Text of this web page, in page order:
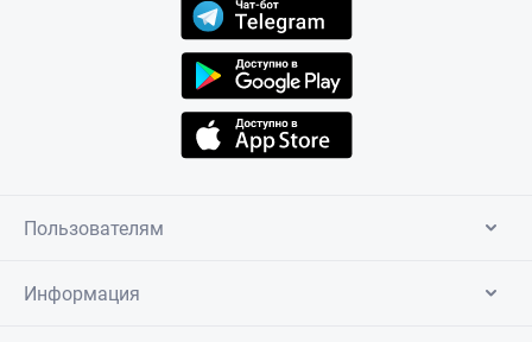
Пользователям
Информация